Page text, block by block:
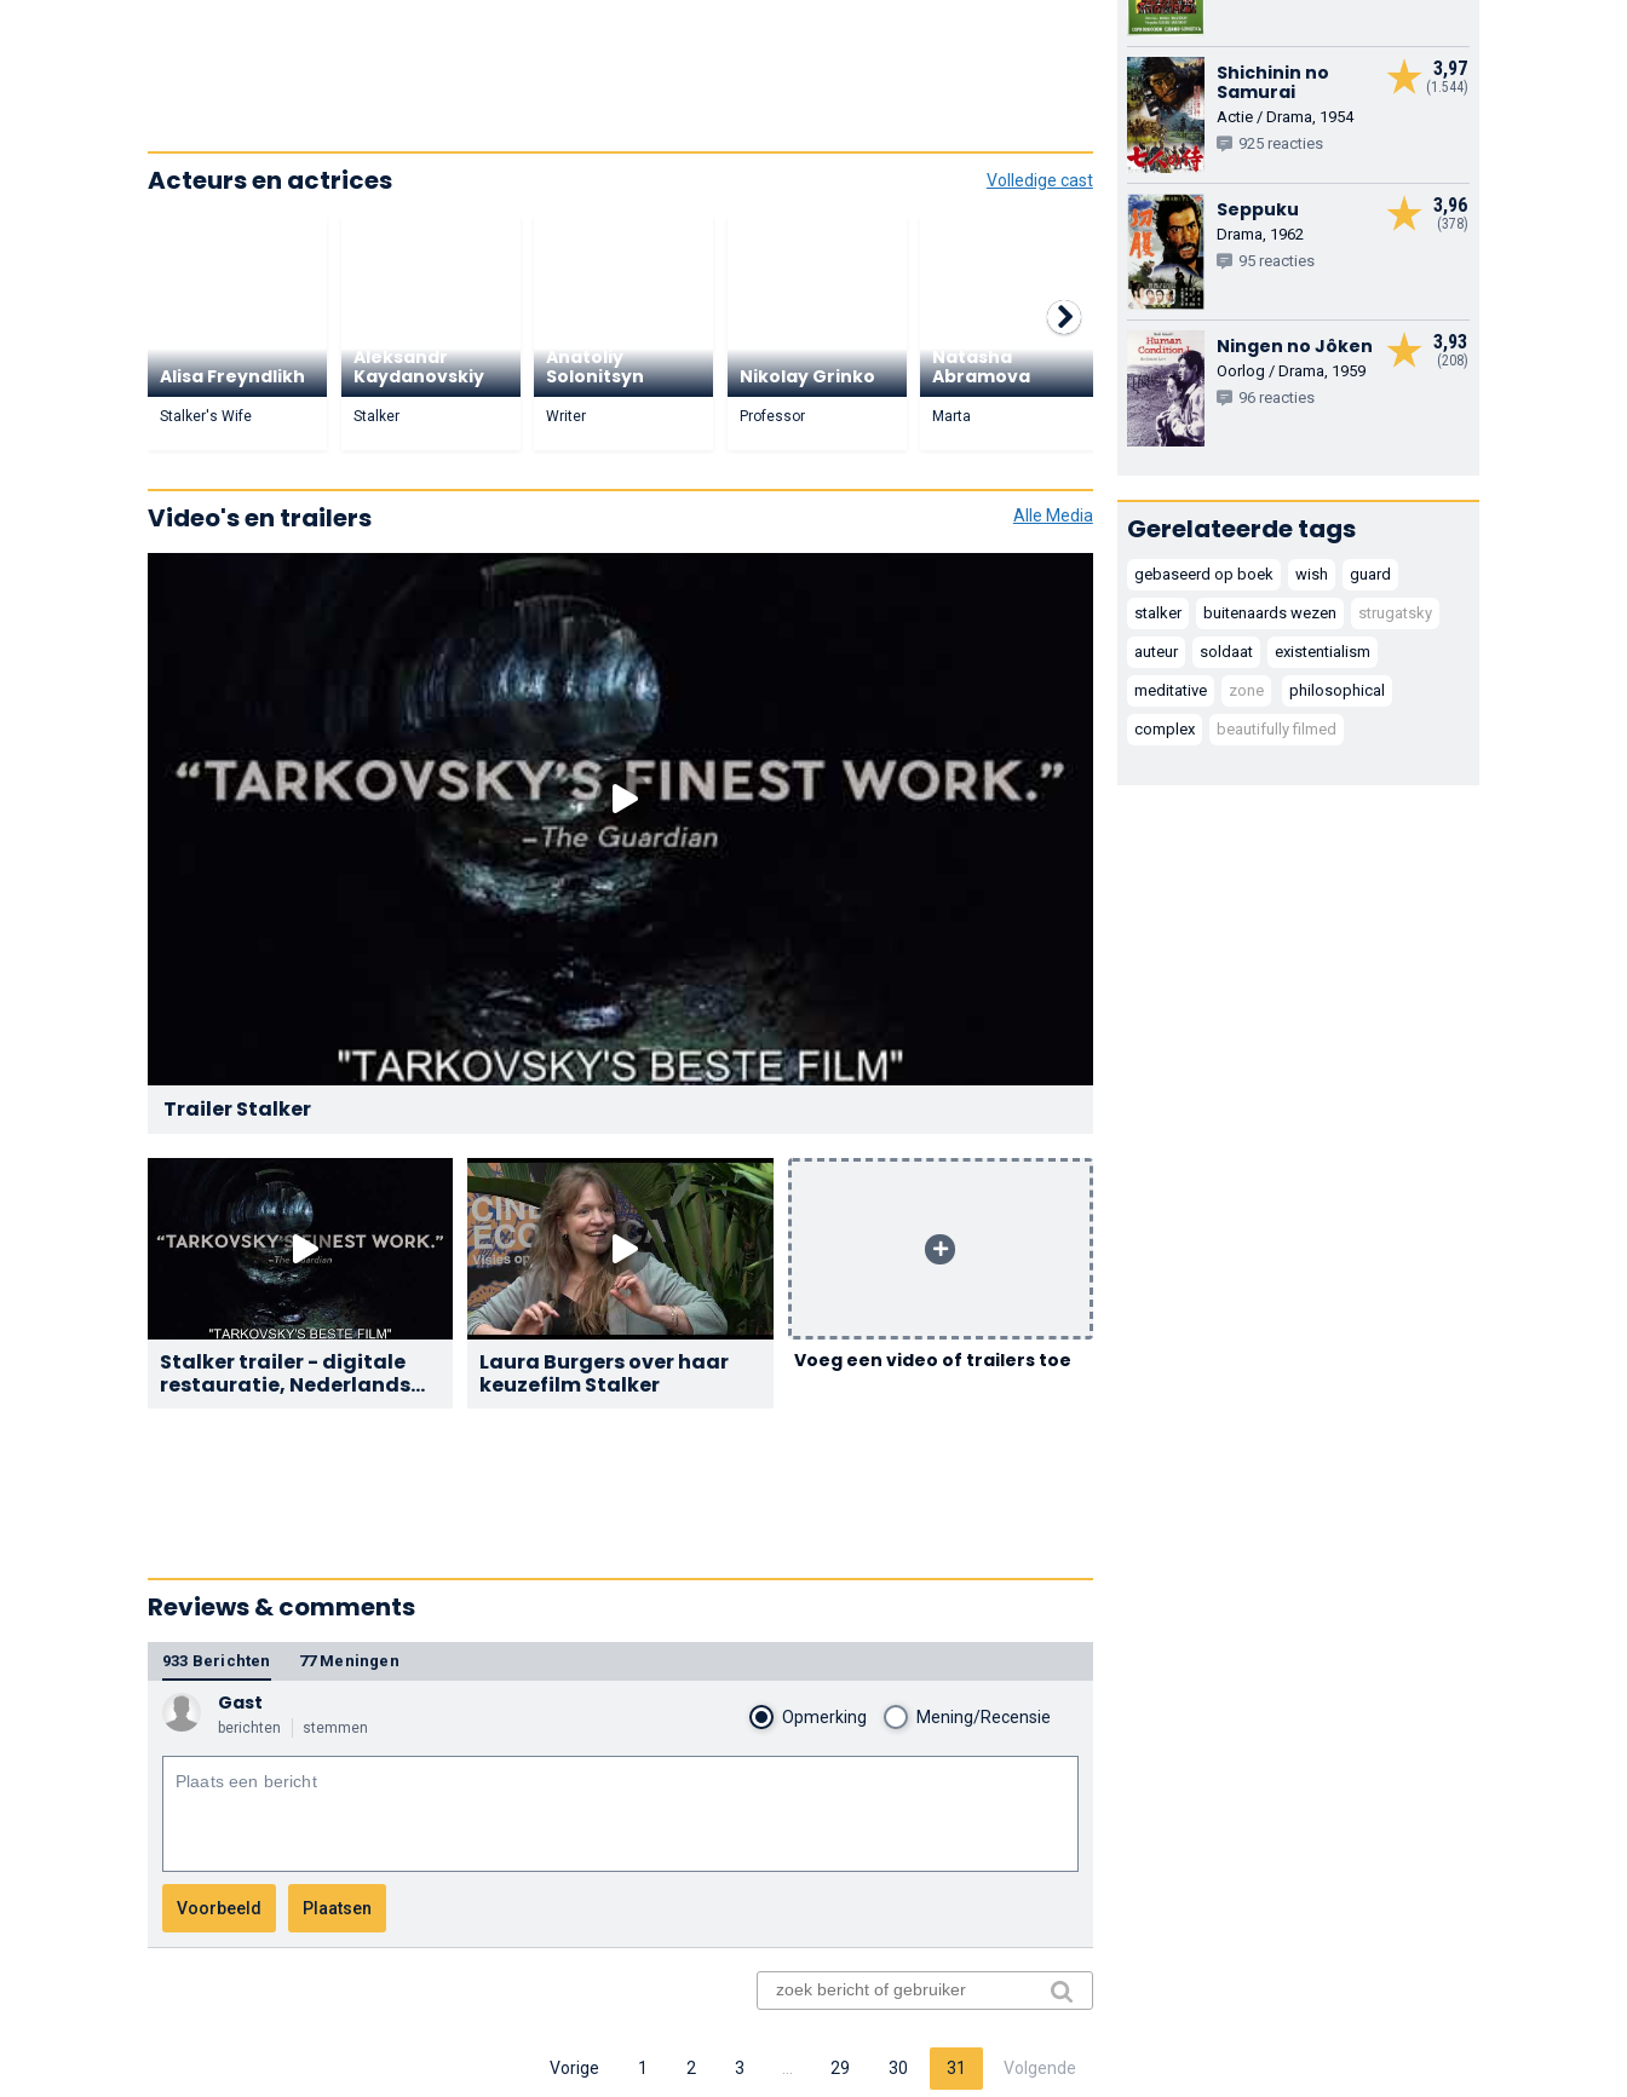
Volledige cast
Acteurs en actrices
Alisa Freyndlikh
Stalker's Wife
Aleksandr
Kaydanovskiy
Stalker
Anatoliy
Solonitsyn
Writer
Nikolay Grinko
Professor
Natasha
Abramova
Marta
Faime Jurno
Writer's Companion
Evgeniy Kostin
Alle Media
Video's en trailers
Trailer Stalker
Stalker trailer - digitale
restauratie, Nederlands
Laura Burgers over haar
keuzefilm Stalker
Voeg een video of trailers toe
Reviews & comments
933 Berichten 77 Meningen
Gast
berichten stemmen
Opmerking Mening/Recensie
Vorige 1 2 3 29 30 31 Volgende
3,97
(1.544)
Shichinin no
Samurai
Actie / Drama, 1954
925 reacties
3,96
(378)
Seppuku
Drama, 1962
95 reacties
3,93
(208)
Ningen no Jôken
Oorlog / Drama, 1959
96 reacties
Gerelateerde tags
gebaseerd op boek wish guard
stalker buitenaards wezen strugatsky
auteur soldaat existentialism
meditative zone philosophical
complex beautifully filmed